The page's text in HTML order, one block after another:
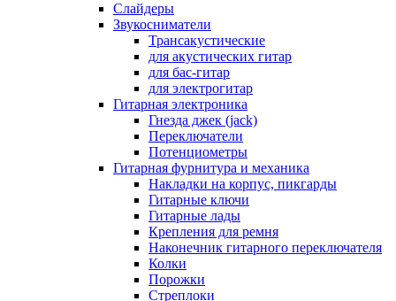
Слайдеры
Звукосниматели
Трансакустические
для акустических гитар
для бас-гитар
для электрогитар
Гитарная электроника
Гнезда джек (jack)
Переключатели
Потенциометры
Гитарная фурнитура и механика
Накладки на корпус, пикгарды
Гитарные ключи
Гитарные лады
Крепления для ремня
Наконечник гитарного переключателя
Колки
Порожки
Стреплоки